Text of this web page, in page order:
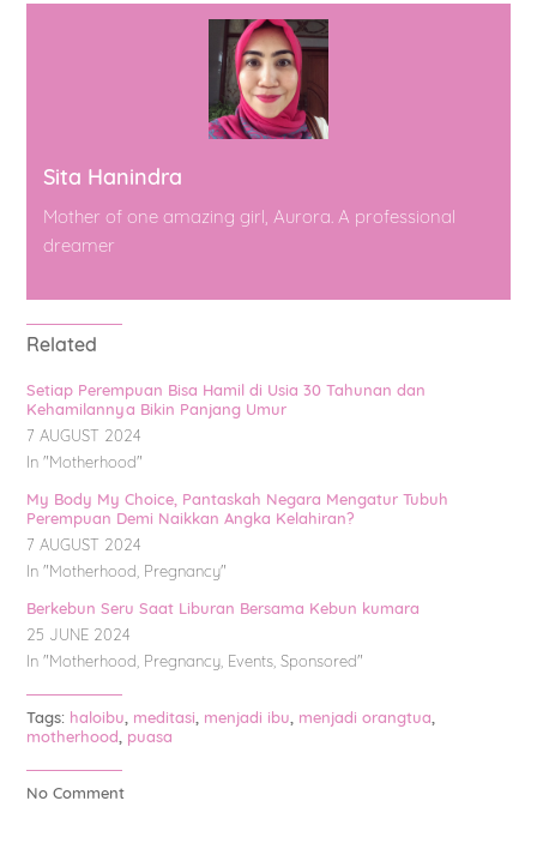
Sita Hanindra
Mother of one amazing girl, Aurora. A professional
dreamer
Related
Setiap Perempuan Bisa Hamil di Usia 30 Tahunan dan
Kehamilannya Bikin Panjang Umur
7 AUGUST 2024
In "Motherhood"
My Body My Choice, Pantaskah Negara Mengatur Tubuh
Perempuan Demi Naikkan Angka Kelahiran?
7 AUGUST 2024
In "Motherhood, Pregnancy"
Berkebun Seru Saat Liburan Bersama Kebun kumara
25 JUNE 2024
In "Motherhood, Pregnancy, Events,Sponsored"
Tags: haloibu, meditasi, menjadi ibu, menjadi orangtua,
motherhood, puasa
No Comment